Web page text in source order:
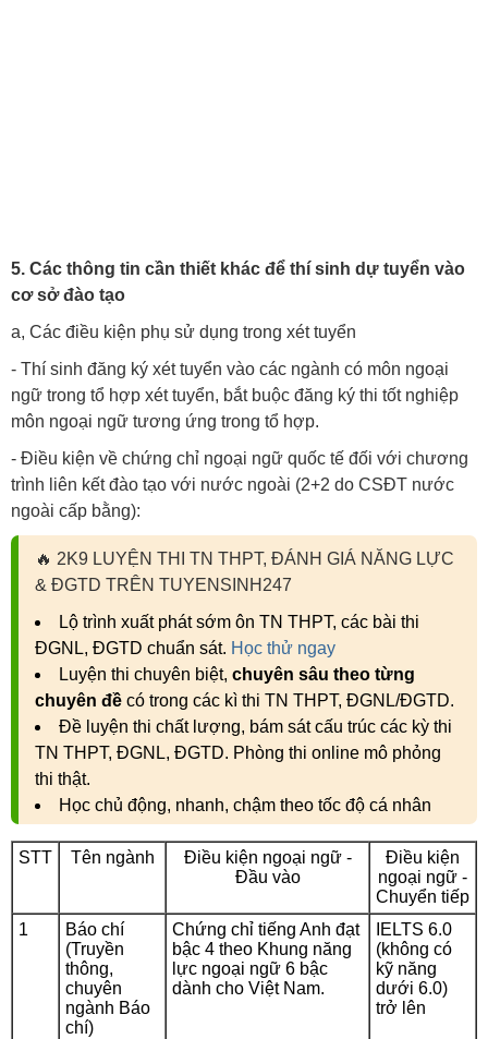
5. Các thông tin cần thiết khác để thí sinh dự tuyển vào
cơ sở đào tạo
a, Các điều kiện phụ sử dụng trong xét tuyển
- Thí sinh đăng ký xét tuyển vào các ngành có môn ngoại
ngữ trong tổ hợp xét tuyển, bắt buộc đăng ký thi tốt nghiệp
môn ngoại ngữ tương ứng trong tổ hợp.
- Điều kiện về chứng chỉ ngoại ngữ quốc tế đối với chương
trình liên kết đào tạo với nước ngoài (2+2 do CSĐT nước
ngoài cấp bằng):
🔥 2K9 LUYỆN THI TN THPT, ĐÁNH GIÁ NĂNG LỰC
& ĐGTD TRÊN TUYENSINH247
Lộ trình xuất phát sớm ôn TN THPT, các bài thi
ĐGNL, ĐGTD chuẩn sát. Học thử ngay
Luyện thi chuyên biệt, chuyên sâu theo từng
chuyên đề có trong các kì thi TN THPT, ĐGNL/ĐGTD.
Đề luyện thi chất lượng, bám sát cấu trúc các kỳ thi
TN THPT, ĐGNL, ĐGTD. Phòng thi online mô phỏng
thi thật.
Học chủ động, nhanh, chậm theo tốc độ cá nhân
STT Tên ngành
Điều kiện ngoại ngữ -
Đầu vào
Điều kiện
ngoại ngữ -
Chuyển tiếp
1
Báo chí
(Truyền
thông,
chuyên
ngành Báo
chí)
Chứng chỉ tiếng Anh đạt
bậc 4 theo Khung năng
lực ngoại ngữ 6 bậc
dành cho Việt Nam.
IELTS 6.0
(không có
kỹ năng
dưới 6.0)
trở lên